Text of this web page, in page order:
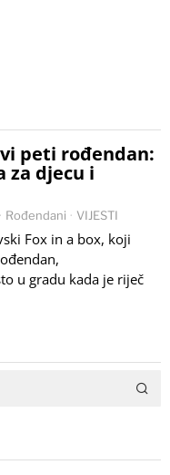
peti rođendan:
za djecu i
· Rođendani · VIJESTI
Fox in a box, koji
u gradu kada je riječ